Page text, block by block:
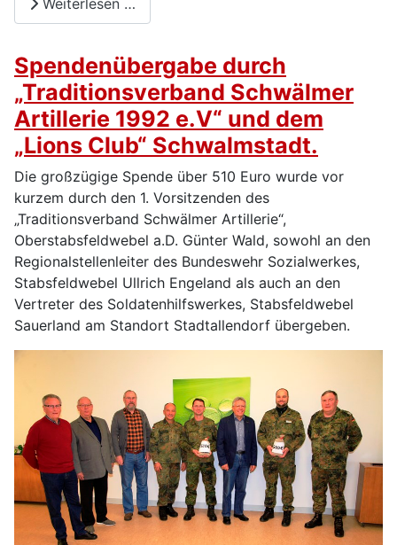
Weiterlesen …
Spendenübergabe durch
„Traditionsverband Schwälmer
Artillerie 1992 e.V“ und dem
„Lions Club“ Schwalmstadt.
Die großzügige Spende über 510 Euro wurde vor
kurzem durch den 1. Vorsitzenden des
„Traditionsverband Schwälmer Artillerie“,
Oberstabsfeldwebel a.D. Günter Wald, sowohl an den
Regionalstellenleiter des Bundeswehr Sozialwerkes,
Stabsfeldwebel Ullrich Engeland als auch an den
Vertreter des Soldatenhilfswerkes, Stabsfeldwebel
Sauerland am Standort Stadtallendorf übergeben.